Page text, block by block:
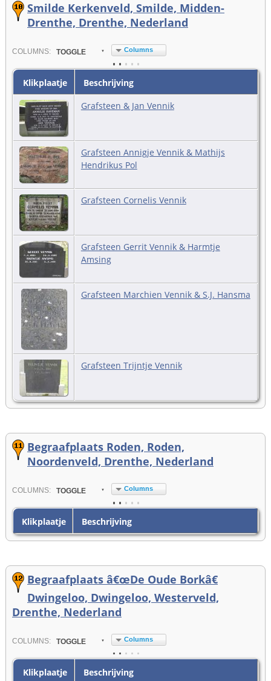
Smilde Kerkenveld, Smilde, Midden-
Drenthe, Drenthe, Nederland
COLUMNS: TOGGLE Columns
Klikplaatje
Beschrijving
Grafsteen & Jan Vennik
Grafsteen Annigje Vennik & Mathijs
Hendrikus Pol
Grafsteen Cornelis Vennik
Grafsteen Gerrit Vennik & Harmtje
Amsing
Grafsteen Marchien Vennik & S.J. Hansma
Grafsteen Trijntje Vennik
Begraafplaats Roden, Roden,
Noordenveld, Drenthe, Nederland
COLUMN S: TOGGLE Columns
Klikplaatje Beschrijving
Begraafplaats â€œDe Oude Borkâ€
Dwingeloo, Dwingeloo, Westerveld,
Drenthe, Nederland
COLUMN S: TOGGLE Columns
Klikplaatje
Beschrijving